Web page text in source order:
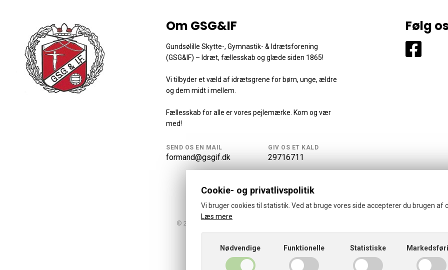
Om GSG&IF
Gundsølille Skytte-, Gymnastik- & Idrætsforening
(GSG&IF) – Idræt, fællesskab og glæde siden 1865!
Vi tilbyder et væld af idrætsgrene for børn, unge, ældre
og dem midt i mellem.
Fællesskab for alle er vores pejlemærke. Kom og vær
med!
SEND OS EN MAIL
formand@gsgif.dk
GIV OS ET KALD
29716711
Følg
© 2026 · Gundsølille Skytte, Gymnastik og Idrætsforening
Cookie- og privatlivspolitik
Vi bruger cookies til statistik. Ved at bruge vores side accepterer du brugen af
Læs mere
Nødvendige Funktionelle Statistiske